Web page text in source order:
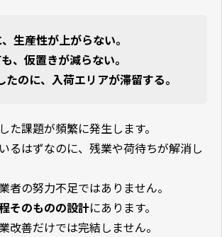
生産性が上がらない。
、仮置きが減らない。
たのに、入荷エリアが滞留する。
た課題が頻繁に発生します。
るはずなのに、残業や荷待ちが解消し
者の努力不足ではありません。
そのものの設計にあります。
改善だけでは完結しません。